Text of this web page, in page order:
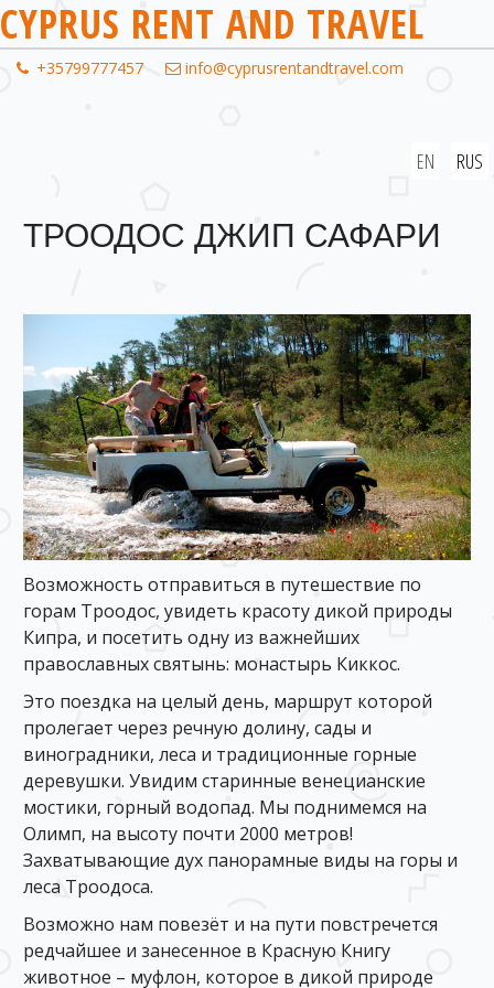
CYPRUS RENT AND TRAVEL
+35799777457 info@cyprusrentandtravel.com
EN RUS
ТРООДОС ДЖИП САФАРИ
Возможность отправиться в путешествие по
горам Троодос, увидеть красоту дикой природы
Кипра, и посетить одну из важнейших
православных святынь: монастырь Киккос.
Это поездка на целый день, маршрут которой
пролегает через речную долину, сады и
виноградники, леса и традиционные горные
деревушки. Увидим старинные венецианские
мостики, горный водопад. Мы поднимемся на
Олимп, на высоту почти 2000 метров!
Захватывающие дух панорамные виды на горы и
леса Троодоса.
Возможно нам повезёт и на пути повстречется
редчайшее и занесенное в Красную Книгу
животное – муфлон, которое в дикой природе